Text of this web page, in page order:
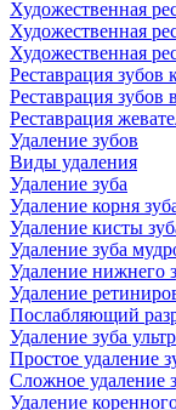
Художественная
Художественная
Художественная
Реставрация
Реставрация зубов
Реставрация
Удаление зубов
Виды удаления
Удаление зуба
Удаление корня
Удаление кисты
Удаление зуба
Удаление нижнего
Удаление
Послабляющий
Удаление зуба
Простое удаление
Сложное удаление
Удаление